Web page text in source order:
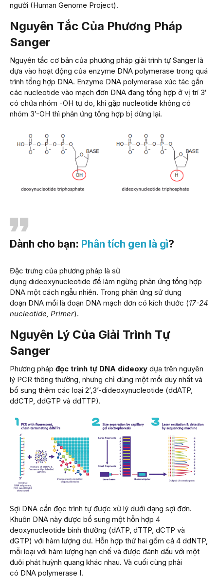
người (Human Genome Project).
Nguyên Tắc Của Phương Pháp
Sanger
Nguyên tắc cơ bản của phương pháp giải trình tự Sanger là
dựa vào hoạt động của enzyme DNA polymerase trong quá
trình tổng hợp DNA. Enzyme DNA polymerase xúc tác gắn
các nucleotide vào mạch đơn DNA đang tổng hợp ở vị trí 3′
có chứa nhóm -OH tự do, khi gặp nucleotide không có
nhóm 3′-OH thì phản ứng tổng hợp bị dừng lại.
Dành cho bạn: Phân tích gen là gì?
Đặc trưng của phương pháp là sử
dụng dideoxynucleotide để làm ngừng phản ứng tổng hợp
DNA một cách ngẫu nhiên. Trong phản ứng sử dụng
đoạn DNA mồi là đoạn DNA mạch đơn có kích thước (17-24
nucleotide, Primer).
Nguyên Lý Của Giải Trình Tự
Sanger
Phương pháp đọc trình tự DNA dideoxy dựa trên nguyên
lý PCR thông thường, nhưng chỉ dùng một mồi duy nhất và
bổ sung thêm các loại 2’,3’-dideoxynucleotide (ddATP,
ddCTP, ddGTP và ddTTP).
Sợi DNA cần đọc trình tự được xử lý dưới dạng sợi đơn.
Khuôn DNA này được bổ sung một hỗn hợp 4
deoxynucleotide bình thường (dATP, dTTP, dCTP và
dGTP) với hàm lượng dư. Hỗn hợp thứ hai gồm cả 4 ddNTP,
mỗi loại với hàm lượng hạn chế và được đánh dấu với một
đuôi phát huỳnh quang khác nhau. Và cuối cùng phải
có DNA polymerase I.